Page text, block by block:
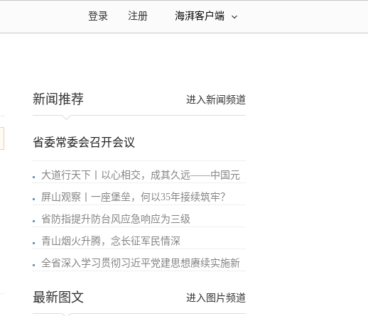
海湃客户端
注册
登录
进入新闻频道
新闻推荐
省委常委会召开会议
大道行天下丨以心相交，成其久远——中国元
屏山观察丨一座堡垒，何以35年接续筑牢？
省防指提升防台风应急响应为三级
青山烟火升腾，念长征军民情深
全省深入学习贯彻习近平党建思想赓续实施新
进入图片频道
最新图文